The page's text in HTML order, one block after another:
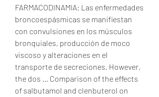
FARMACODINAMIA: Las enfermedades
broncoespásmicas se manifiestan
con convulsiones en los músculos
bronquiales, producción de moco
viscoso y alteraciones en el
transporte de secreciones. However,
the dos … Comparison of the effects
of salbutamol and clenbuterol on